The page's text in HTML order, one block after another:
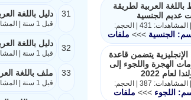
31 دليل باللغة
قبل 1 سنة | المشاهدات: 38988 | الحجم: 1006.6KB
32 دليل باللغة
قبل 1 سنة | المشاهدات: 38852 | الحجم: 441KB
33 ملف باللغة
قبل 1 سنة | المشاهدات: 39048 | الحجم: 471.8KB
العربية لطريقة
عديم الجنسية
قبل 1 سنة | المشاهدات: 431 | الحجم:
الجنسية>>> ملفات
الإنجليزية يتضمن قاعدة
الهجرة واللجوء إلى
لعام 2022
قبل 1 سنة | المشاهدات: 387 | الحجم:
اللجوء >>> ملفات